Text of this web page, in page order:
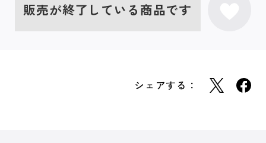
販売が終了している商品です
シェアする：